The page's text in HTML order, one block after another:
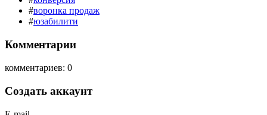
#воронка продаж
#юзабилити
Комментарии
комментариев: 0
Создать аккаунт